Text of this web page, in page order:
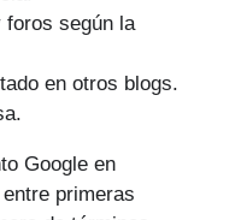
foros según la
en otros blogs.
Google en
primeras